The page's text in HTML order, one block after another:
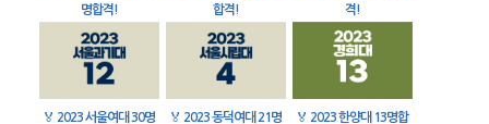
명합격!
합격!
격!
🏅 2023 서울여대 30명
🏅 2023 동덕여대 21명
🏅 2023 한양대 13명합